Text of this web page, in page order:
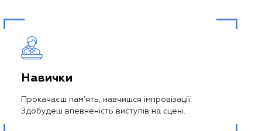
Навички
Прокачаєш пам’ять, навчишся імпровізації.
Здобудеш впевненість виступів на сцені.